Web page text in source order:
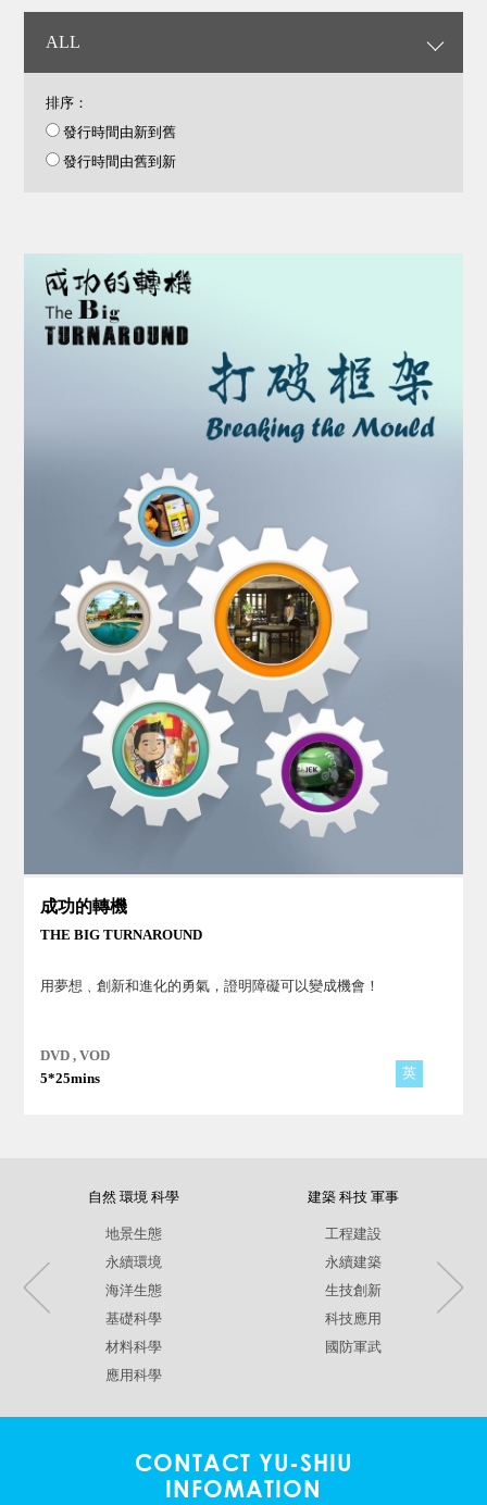
ALL
排序：
發行時間由新到舊
發行時間由舊到新
成功的轉機
THE BIG TURNAROUND
用夢想﹑創新和進化的勇氣，證明障礙可以變成機會！
DVD , VOD
5*25mins
英
自然 環境 科學
地景生態
永續環境
海洋生態
基礎科學
材料科學
應用科學
建築 科技 軍事
工程建設
永續建築
生技創新
科技應用
國防軍武
CONTACT YU-SHIU
INFOMATION